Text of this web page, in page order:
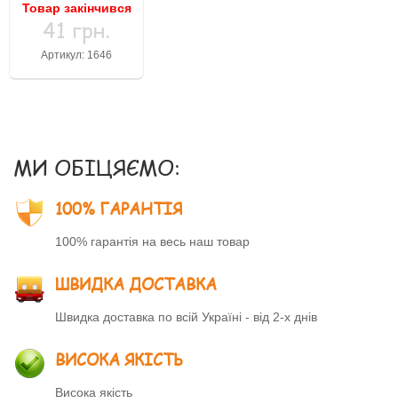
Товар закінчився
41 грн.
Артикул: 1646
МИ ОБІЦЯЄМО:
100% ГАРАНТІЯ
100% гарантія на весь наш товар
ШВИДКА ДОСТАВКА
Швидка доставка по всій Україні - від 2-х днів
ВИСОКА ЯКІСТЬ
Висока якість